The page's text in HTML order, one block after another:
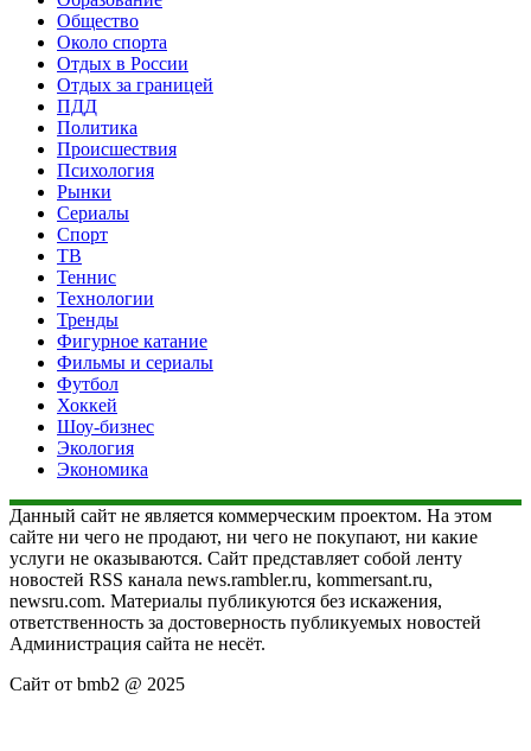
Общество
Около спорта
Отдых в России
Отдых за границей
ПДД
Политика
Происшествия
Психология
Рынки
Сериалы
Спорт
ТВ
Теннис
Технологии
Тренды
Фигурное катание
Фильмы и сериалы
Футбол
Хоккей
Шоу-бизнес
Экология
Экономика
Данный сайт не является коммерческим проектом. На этом
сайте ни чего не продают, ни чего не покупают, ни какие
услуги не оказываются. Сайт представляет собой ленту
новостей RSS канала news.rambler.ru, kommersant.ru,
newsru.com. Материалы публикуются без искажения,
ответственность за достоверность публикуемых новостей
Администрация сайта не несёт.
Сайт от bmb2 @ 2025